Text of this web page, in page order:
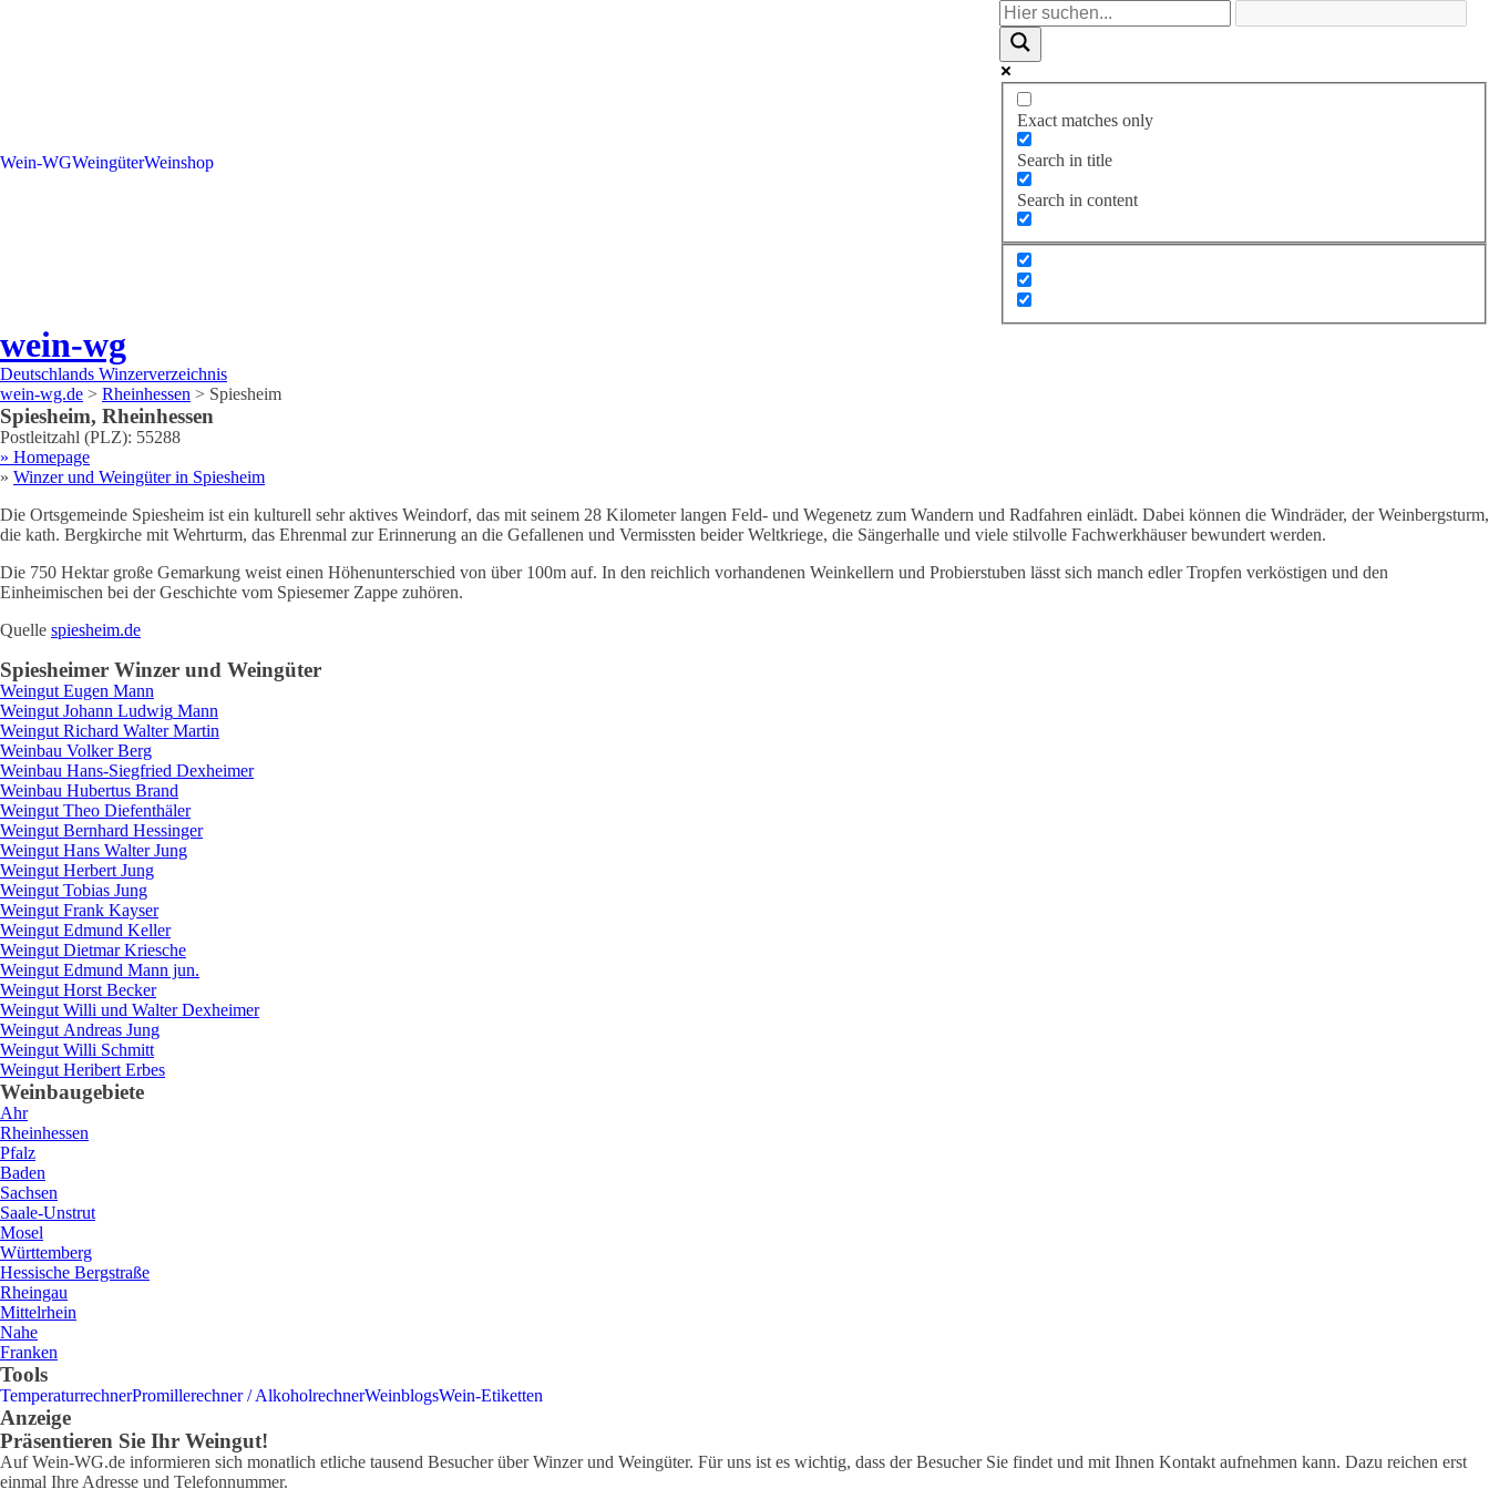
Wein-WGWeingüterWeinshop
Exact matches only
Search in title
Search in content
wein-wg
Deutschlands Winzerverzeichnis
wein-wg.de > Rheinhessen > Spiesheim
Spiesheim, Rheinhessen
Postleitzahl (PLZ): 55288
» Homepage
» Winzer und Weingüter in Spiesheim
Die Ortsgemeinde Spiesheim ist ein kulturell sehr aktives Weindorf, das mit seinem 28 Kilometer langen Feld- und Wegenetz zum Wandern und Radfahren einlädt. Dabei können die Windräder, der Weinbergsturm,
die kath. Bergkirche mit Wehrturm, das Ehrenmal zur Erinnerung an die Gefallenen und Vermissten beider Weltkriege, die Sängerhalle und viele stilvolle Fachwerkhäuser bewundert werden.
Die 750 Hektar große Gemarkung weist einen Höhenunterschied von über 100m auf. In den reichlich vorhandenen Weinkellern und Probierstuben lässt sich manch edler Tropfen verköstigen und den
Einheimischen bei der Geschichte vom Spiesemer Zappe zuhören.
Quelle spiesheim.de
Spiesheimer Winzer und Weingüter
Weingut Eugen Mann
Weingut Johann Ludwig Mann
Weingut Richard Walter Martin
Weinbau Volker Berg
Weinbau Hans-Siegfried Dexheimer
Weinbau Hubertus Brand
Weingut Theo Diefenthäler
Weingut Bernhard Hessinger
Weingut Hans Walter Jung
Weingut Herbert Jung
Weingut Tobias Jung
Weingut Frank Kayser
Weingut Edmund Keller
Weingut Dietmar Kriesche
Weingut Edmund Mann jun.
Weingut Horst Becker
Weingut Willi und Walter Dexheimer
Weingut Andreas Jung
Weingut Willi Schmitt
Weingut Heribert Erbes
Weinbaugebiete
Ahr
Rheinhessen
Pfalz
Baden
Sachsen
Saale-Unstrut
Mosel
Württemberg
Hessische Bergstraße
Rheingau
Mittelrhein
Nahe
Franken
Tools
TemperaturrechnerPromillerechner / AlkoholrechnerWeinblogsWein-Etiketten
Anzeige
Präsentieren Sie Ihr Weingut!
Auf Wein-WG.de informieren sich monatlich etliche tausend Besucher über Winzer und Weingüter. Für uns ist es wichtig, dass der Besucher Sie findet und mit Ihnen Kontakt aufnehmen kann. Dazu reichen erst
einmal Ihre Adresse und Telefonnummer.